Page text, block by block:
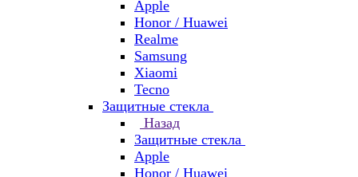
Apple
Honor / Huawei
Realme
Samsung
Xiaomi
Tecno
Защитные стекла
Назад
Защитные стекла
Apple
Honor / Huawei